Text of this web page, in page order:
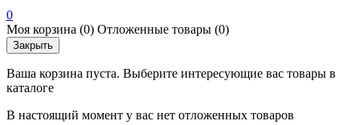
0
Моя корзина (0) Отложенные товары (0)
Закрыть
Ваша корзина пуста. Выберите интересующие вас товары в
каталоге
В настоящий момент у вас нет отложенных товаров